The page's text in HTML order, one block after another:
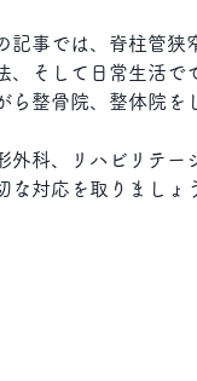
記事では、脊柱管
、そして日常生活で
ら整骨院、整体院を
外科、リハビリテー
な対応を取りましょ